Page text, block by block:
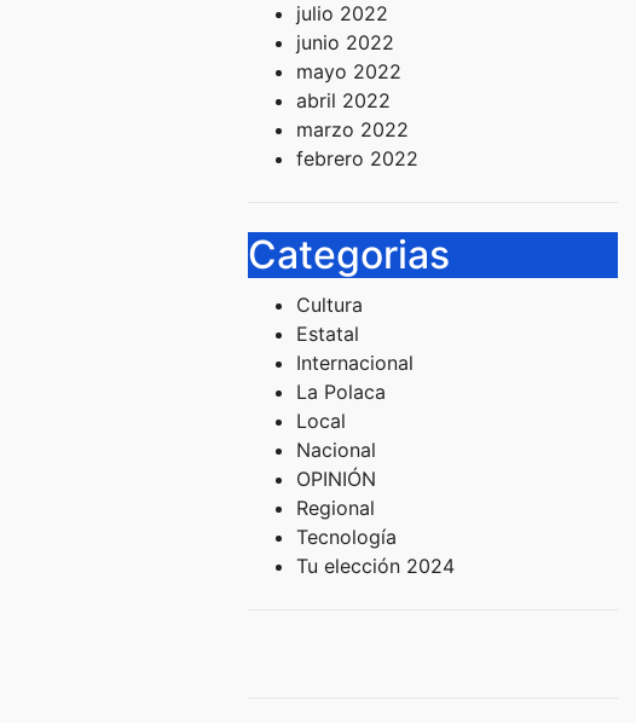
julio 2022
junio 2022
mayo 2022
abril 2022
marzo 2022
febrero 2022
Categorias
Cultura
Estatal
Internacional
La Polaca
Local
Nacional
OPINIÓN
Regional
Tecnología
Tu elección 2024